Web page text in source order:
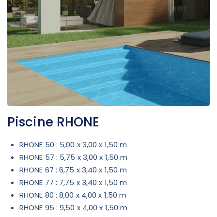
Piscine RHONE
RHONE 50 : 5,00 x 3,00 x 1,50 m
RHONE 57 : 5,75 x 3,00 x 1,50 m
RHONE 67 : 6,75 x 3,40 x 1,50 m
RHONE 77 : 7,75 x 3,40 x 1,50 m
RHONE 80 : 8,00 x 4,00 x 1,50 m
RHONE 95 : 9,50 x 4,00 x 1,50 m